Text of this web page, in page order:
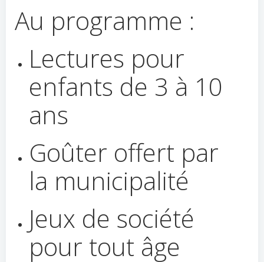
Au programme :
Lectures pour
enfants de 3 à 10
ans
Goûter offert par
la municipalité
Jeux de société
pour tout âge